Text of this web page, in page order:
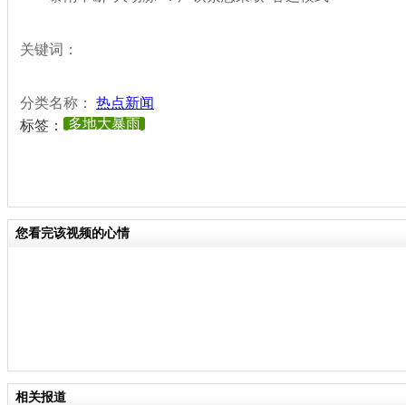
关键词：
分类名称： 热点新闻
标签：
多地大暴雨
您看完该视频的心情
相关报道